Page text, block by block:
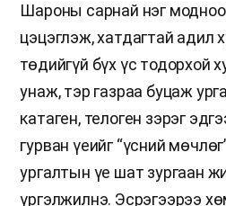
Шароны сарнай нэг
цэцэглэж, хатдагтай адил
төдийгүй бүх үс тодорхой
унаж, тэр газраа буцаж
катаген, телоген зэрэг
гурван үеийг “үсний
ургалтын үе шат зургаан
үргэлжилнэ. Эсрэгээрээ